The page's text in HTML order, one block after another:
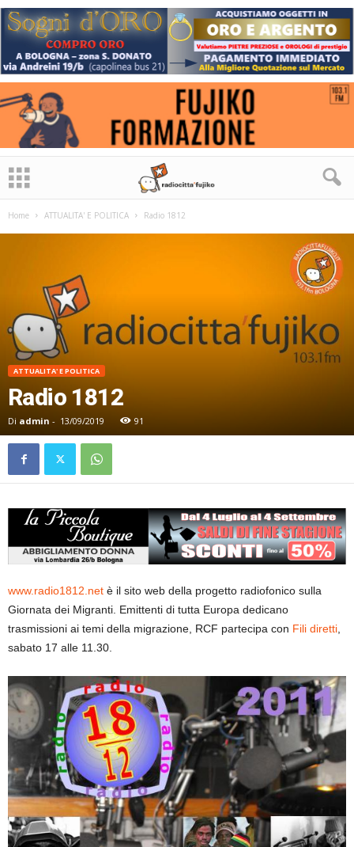
Home ATTUALITA' E POLITICA Radio 1812
ATTUALITA' E POLITICA
Radio 1812
Di admin - 13/09/2019 91
www.radio1812.net è il sito web della progetto radiofonico sulla
Giornata dei Migranti. Emittenti di tutta Europa dedicano
trasmissioni ai temi della migrazione, RCF partecipa con Fili diretti
sabato 17 alle 11.30.